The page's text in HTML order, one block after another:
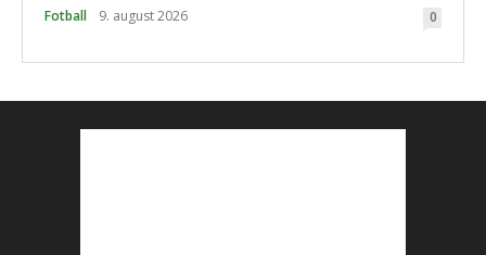
Fotball 9. august 2026 0